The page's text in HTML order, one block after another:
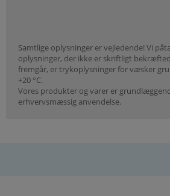
Samtlige oplysninger er vejledende! Vi
oplysninger, der ikke er skriftligt
fremgår, er trykoplysninger for væsker
+20 °C.
Vores produkter og varer er
erhvervsmæssig anvendelse.